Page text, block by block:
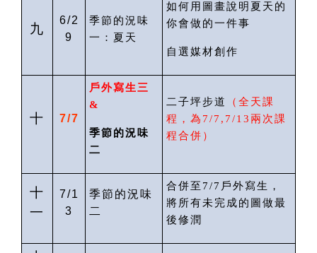
九
6/2
9
季節的況味
一：夏天
如何用圖畫說明夏天的
你會做的一件事
自選媒材創作
十 7/7
戶外寫生三
&
季節的況味
二
二子坪步道 （ 全天課
程 ，為 7/7 ,7/13 兩次課
程合併）
十
一
7/1
3
季節的況味
二
合併至 7/7 戶外寫生，
將所有未完成的圖做最
後修潤